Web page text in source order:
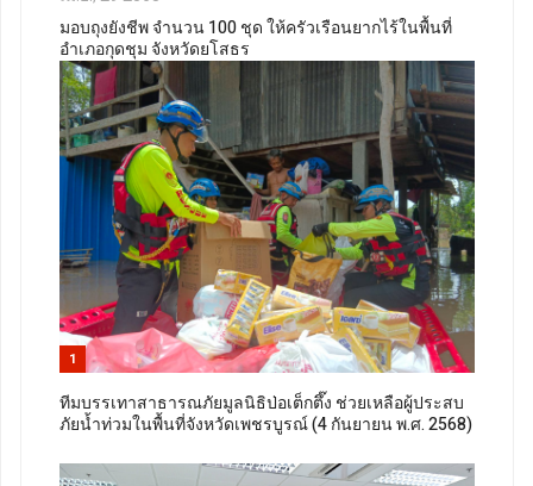
มอบถุงยังชีพ จำนวน 100 ชุด ให้ครัวเรือนยากไร้ในพื้นที่
อำเภอกุดชุม จังหวัดยโสธร
1
ทีมบรรเทาสาธารณภัยมูลนิธิป่อเต็กตึ๊ง ช่วยเหลือผู้ประสบ
ภัยน้ำท่วมในพื้นที่จังหวัดเพชรบูรณ์ (4 กันยายน พ.ศ. 2568)